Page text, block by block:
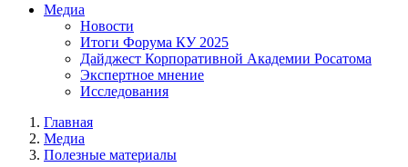
Медиа
Новости
Итоги Форума КУ 2025
Дайджест Корпоративной Академии Росатома
Экспертное мнение
Исследования
Главная
Медиа
Полезные материалы